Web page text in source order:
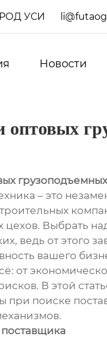
УСИ
Новости
грузоподъемных
– это
цехов. Выбрать
ведь от этого
вашего
от
В этой
при поиске